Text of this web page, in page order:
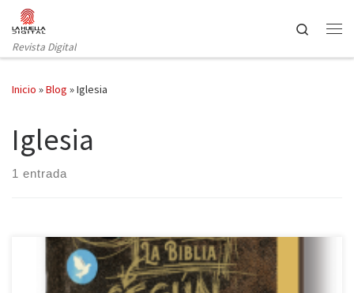
Saltar al contenido
Revista Digital
Search
Inicio »Blog »Iglesia
Iglesia
1 entrada